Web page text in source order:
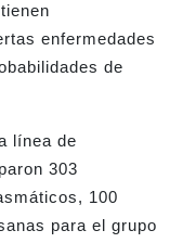
enfermedades
de
línea de
303
100
para el grupo